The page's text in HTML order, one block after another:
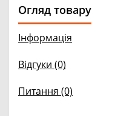
Огляд товару
Інформація
Відгуки (0)
Питання (0)